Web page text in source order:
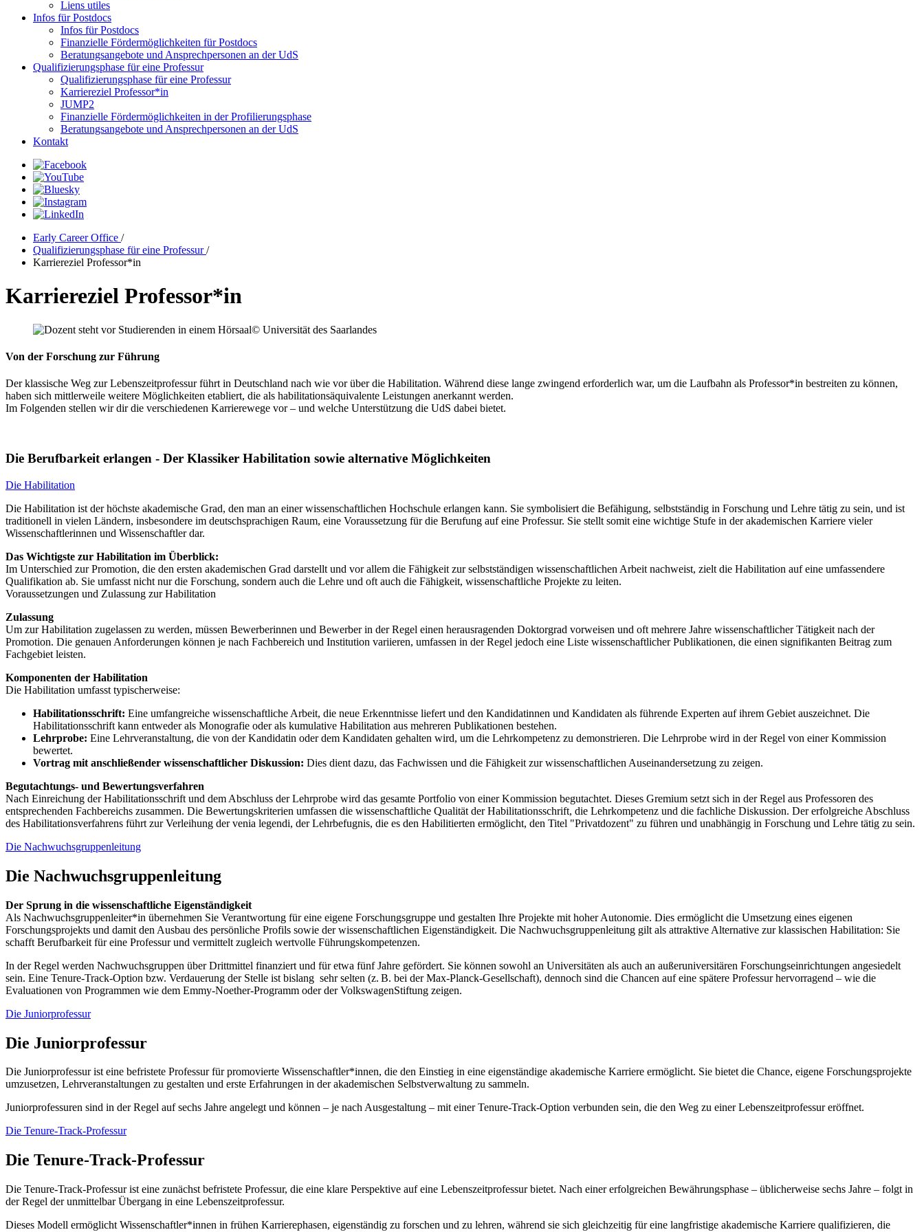
Liens utiles
Infos für Postdocs
Infos für Postdocs
Finanzielle Fördermöglichkeiten für Postdocs
Beratungsangebote und Ansprechpersonen an der UdS
Qualifizierungsphase für eine Professur
Qualifizierungsphase für eine Professur
Karriereziel Professor*in
JUMP2
Finanzielle Fördermöglichkeiten in der Profilierungsphase
Beratungsangebote und Ansprechpersonen an der UdS
Kontakt
Early Career Office /
Qualifizierungsphase für eine Professur/
Karriereziel Professor*in
Karriereziel Professor*in
© Universität des Saarlandes
Von der Forschung zur Führung
Der klassische Weg zur Lebenszeitprofessur führt in Deutschland nach wie vor über die Habilitation. Während diese lange zwingend erforderlich war, um die Laufbahn als Professor*in bestreiten zu können,
haben sich mittlerweile weitere Möglichkeiten etabliert, die als habilitationsäquivalente Leistungen anerkannt werden.
Im Folgenden stellen wir dir die verschiedenen Karrierewege vor – und welche Unterstützung die UdS dabei bietet.
Die Berufbarkeit erlangen - Der Klassiker Habilitation sowie alternative Möglichkeiten
Die Habilitation
Die Habilitation ist der höchste akademische Grad, den man an einer wissenschaftlichen Hochschule erlangen kann. Sie symbolisiert die Befähigung, selbstständig in Forschung und Lehre tätig zu sein, und ist
traditionell in vielen Ländern, insbesondere im deutschsprachigen Raum, eine Voraussetzung für die Berufung auf eine Professur. Sie stellt somit eine wichtige Stufe in der akademischen Karriere vieler
Wissenschaftlerinnen und Wissenschaftler dar.
Das Wichtigste zur Habilitation im Überblick:
Im Unterschied zur Promotion, die den ersten akademischen Grad darstellt und vor allem die Fähigkeit zur selbstständigen wissenschaftlichen Arbeit nachweist, zielt die Habilitation auf eine umfassendere
Qualifikation ab. Sie umfasst nicht nur die Forschung, sondern auch die Lehre und oft auch die Fähigkeit, wissenschaftliche Projekte zu leiten.
Voraussetzungen und Zulassung zur Habilitation
Zulassung
Um zur Habilitation zugelassen zu werden, müssen Bewerberinnen und Bewerber in der Regel einen herausragenden Doktorgrad vorweisen und oft mehrere Jahre wissenschaftlicher Tätigkeit nach der
Promotion. Die genauen Anforderungen können je nach Fachbereich und Institution variieren, umfassen in der Regel jedoch eine Liste wissenschaftlicher Publikationen, die einen signifikanten Beitrag zum
Fachgebiet leisten.
Komponenten der Habilitation
Die Habilitation umfasst typischerweise:
Habilitationsschrift: Eine umfangreiche wissenschaftliche Arbeit, die neue Erkenntnisse liefert und den Kandidatinnen und Kandidaten als führende Experten auf ihrem Gebiet auszeichnet. Die
Habilitationsschrift kann entweder als Monografie oder als kumulative Habilitation aus mehreren Publikationen bestehen.
Lehrprobe: Eine Lehrveranstaltung, die von der Kandidatin oder dem Kandidaten gehalten wird, um die Lehrkompetenz zu demonstrieren. Die Lehrprobe wird in der Regel von einer Kommission
bewertet.
Vortrag mit anschließender wissenschaftlicher Diskussion: Dies dient dazu, das Fachwissen und die Fähigkeit zur wissenschaftlichen Auseinandersetzung zu zeigen.
Begutachtungs- und Bewertungsverfahren
Nach Einreichung der Habilitationsschrift und dem Abschluss der Lehrprobe wird das gesamte Portfolio von einer Kommission begutachtet. Dieses Gremium setzt sich in der Regel aus Professoren des
entsprechenden Fachbereichs zusammen. Die Bewertungskriterien umfassen die wissenschaftliche Qualität der Habilitationsschrift, die Lehrkompetenz und die fachliche Diskussion. Der erfolgreiche Abschluss
des Habilitationsverfahrens führt zur Verleihung der venia legendi, der Lehrbefugnis, die es den Habilitierten ermöglicht, den Titel "Privatdozent" zu führen und unabhängig in Forschung und Lehre tätig zu sein.
Die Nachwuchsgruppenleitung
Die Nachwuchsgruppenleitung
Der Sprung in die wissenschaftliche Eigenständigkeit
Als Nachwuchsgruppenleiter*in übernehmen Sie Verantwortung für eine eigene Forschungsgruppe und gestalten Ihre Projekte mit hoher Autonomie. Dies ermöglicht die Umsetzung eines eigenen
Forschungsprojekts und damit den Ausbau des persönliche Profils sowie der wissenschaftlichen Eigenständigkeit. Die Nachwuchsgruppenleitung gilt als attraktive Alternative zur klassischen Habilitation: Sie
schafft Berufbarkeit für eine Professur und vermittelt zugleich wertvolle Führungskompetenzen.
In der Regel werden Nachwuchsgruppen über Drittmittel finanziert und für etwa fünf Jahre gefördert. Sie können sowohl an Universitäten als auch an außeruniversitären Forschungseinrichtungen angesiedelt
sein. Eine Tenure-Track-Option bzw. Verdauerung der Stelle ist bislang sehr selten (z. B. bei der Max-Planck-Gesellschaft), dennoch sind die Chancen auf eine spätere Professur hervorragend – wie die
Evaluationen von Programmen wie dem Emmy-Noether-Programm oder der VolkswagenStiftung zeigen.
Die Juniorprofessur
Die Juniorprofessur
Die Juniorprofessur ist eine befristete Professur für promovierte Wissenschaftler*innen, die den Einstieg in eine eigenständige akademische Karriere ermöglicht. Sie bietet die Chance, eigene Forschungsprojekte
umzusetzen, Lehrveranstaltungen zu gestalten und erste Erfahrungen in der akademischen Selbstverwaltung zu sammeln.
Juniorprofessuren sind in der Regel auf sechs Jahre angelegt und können – je nach Ausgestaltung – mit einer Tenure-Track-Option verbunden sein, die den Weg zu einer Lebenszeitprofessur eröffnet.
Die Tenure-Track-Professur
Die Tenure-Track-Professur
Die Tenure-Track-Professur ist eine zunächst befristete Professur, die eine klare Perspektive auf eine Lebenszeitprofessur bietet. Nach einer erfolgreichen Bewährungsphase – üblicherweise sechs Jahre – folgt in
der Regel der unmittelbar Übergang in eine Lebenszeitprofessur.
Dieses Modell ermöglicht Wissenschaftler*innen in frühen Karrierephasen, eigenständig zu forschen und zu lehren, während sie sich gleichzeitig für eine langfristige akademische Karriere qualifizieren, die